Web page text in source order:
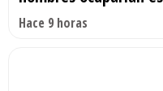
Hace 9 horas